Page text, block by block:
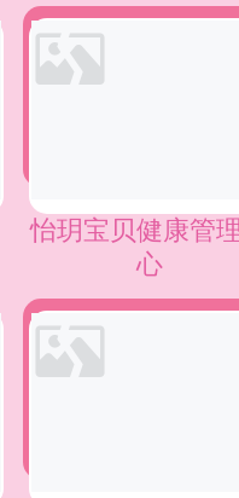
怡玥宝贝健康管
心